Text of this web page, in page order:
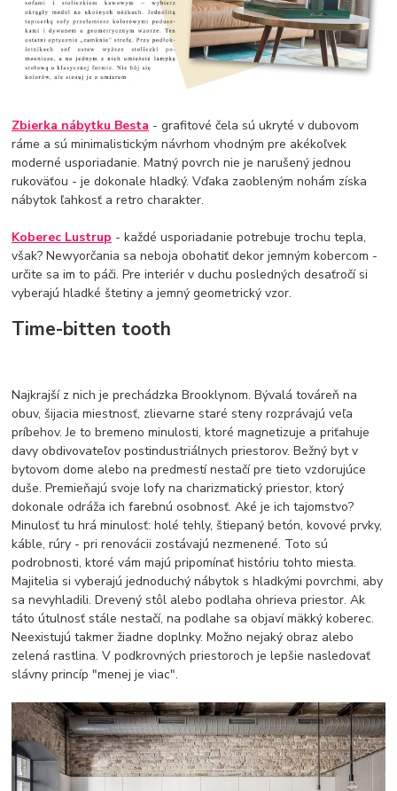
Zbierka nábytku Besta - grafitové čela sú ukryté v dubovom
ráme a sú minimalistickým návrhom vhodným pre akékoľvek
moderné usporiadanie. Matný povrch nie je narušený jednou
rukoväťou - je dokonale hladký. Vďaka zaobleným nohám získa
nábytok ľahkosť a retro charakter.
Koberec Lustrup - každé usporiadanie potrebuje trochu tepla,
však? Newyorčania sa neboja obohatiť dekor jemným kobercom -
určite sa im to páči. Pre interiér v duchu posledných desaťročí si
vyberajú hladké štetiny a jemný geometrický vzor.
Time-bitten tooth
Najkrajší z nich je prechádzka Brooklynom. Bývalá továreň na
obuv, šijacia miestnosť, zlievarne staré steny rozprávajú veľa
príbehov. Je to bremeno minulosti, ktoré magnetizuje a priťahuje
davy obdivovateľov postindustriálnych priestorov. Bežný byt v
bytovom dome alebo na predmestí nestačí pre tieto vzdorujúce
duše. Premieňajú svoje lofy na charizmatický priestor, ktorý
dokonale odráža ich farebnú osobnosť. Aké je ich tajomstvo?
Minulosť tu hrá minulosť: holé tehly, štiepaný betón, kovové prvky,
káble, rúry - pri renovácii zostávajú nezmenené. Toto sú
podrobnosti, ktoré vám majú pripomínať históriu tohto miesta.
Majitelia si vyberajú jednoduchý nábytok s hladkými povrchmi, aby
sa nevyhladili. Drevený stôl alebo podlaha ohrieva priestor. Ak
táto útulnosť stále nestačí, na podlahe sa objaví mäkký koberec.
Neexistujú takmer žiadne doplnky. Možno nejaký obraz alebo
zelená rastlina. V podkrovných priestoroch je lepšie nasledovať
slávny princíp "menej je viac".